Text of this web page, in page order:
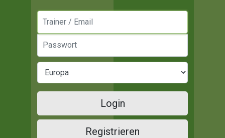
Login
Registrieren